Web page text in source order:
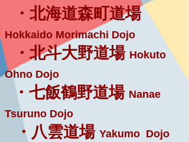
・北海道森町道場
Hokkaido Morimachi Dojo
・北斗大野道場 Hokuto
Ohno Dojo
・七飯鶴野道場 Nanae
Tsuruno Dojo
・八雲道場 Yakumo Dojo